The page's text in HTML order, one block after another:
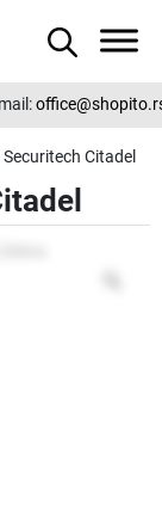
office@shopito.rs
Citadel